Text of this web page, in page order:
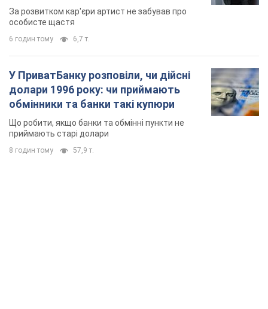
мають
За розвитком кар'єри артист не забував про
особисте щастя
6 годин тому 6,7 т.
У ПриватБанку розповіли, чи дійсні
долари 1996 року: чи приймають
обмінники та банки такі купюри
Що робити, якщо банки та обмінні пункти не
приймають старі долари
8 годин тому 57,9 т.